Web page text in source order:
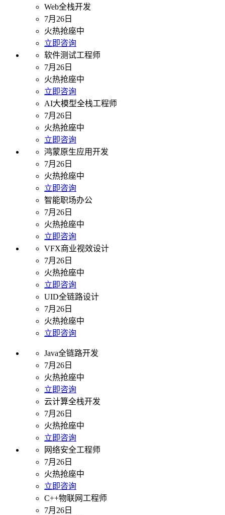
Web全栈开发
7月26日
火热抢座中
立即咨询
软件测试工程师
7月26日
火热抢座中
立即咨询
AI大模型全栈工程师
7月26日
火热抢座中
立即咨询
鸿蒙原生应用开发
7月26日
火热抢座中
立即咨询
智能职场办公
7月26日
火热抢座中
立即咨询
VFX商业视效设计
7月26日
火热抢座中
立即咨询
UID全链路设计
7月26日
火热抢座中
立即咨询
Java全链路开发
7月26日
火热抢座中
立即咨询
云计算全栈开发
7月26日
火热抢座中
立即咨询
网络安全工程师
7月26日
火热抢座中
立即咨询
C++物联网工程师
7月26日